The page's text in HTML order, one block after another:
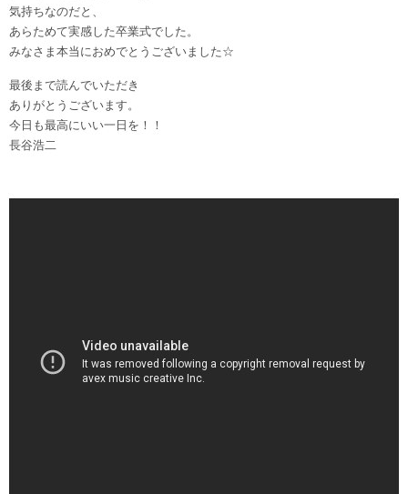
気持ちなのだと、
あらためて実感した卒業式でした。
みなさま本当におめでとうございました☆
最後まで読んでいただき
ありがとうございます。
今日も最高にいい一日を！！
長谷浩二